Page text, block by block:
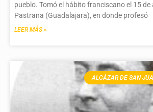
pueblo. Tomó el hábito franciscano el 15 de
Pastrana (Guadalajara), en donde profesó
LEER MÁS »
ALCÁZAR DE SAN